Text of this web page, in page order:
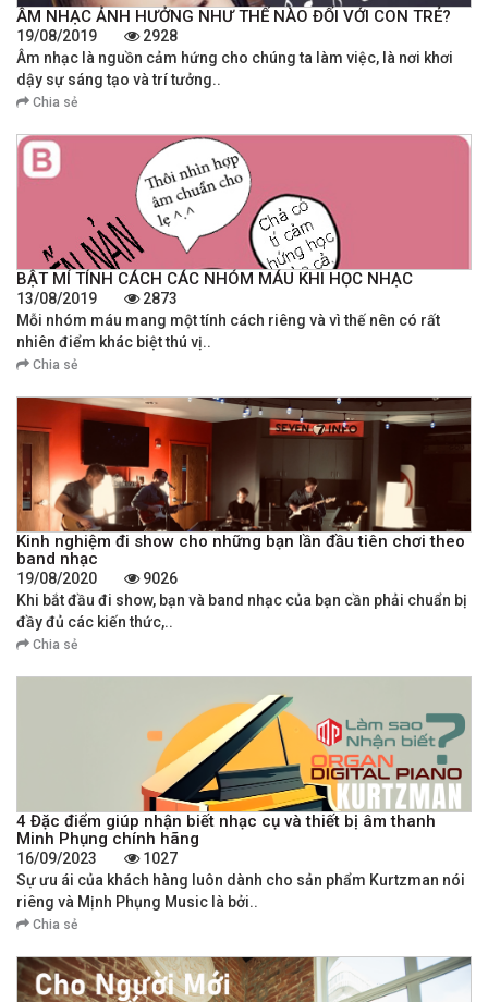
ÂM NHẠC ẢNH HƯỞNG NHƯ THẾ NÀO ĐỐI VỚI CON TRẺ?
19/08/2019
2928
Âm nhạc là nguồn cảm hứng cho chúng ta làm việc, là nơi khơi
dậy sự sáng tạo và trí tưởng..
Chia sẻ
BẬT MÍ TÍNH CÁCH CÁC NHÓM MÁU KHI HỌC NHẠC
13/08/2019
2873
Mỗi nhóm máu mang một tính cách riêng và vì thế nên có rất
nhiên điểm khác biệt thú vị..
Chia sẻ
Kinh nghiệm đi show cho những bạn lần đầu tiên chơi theo
band nhạc
19/08/2020
9026
Khi bắt đầu đi show, bạn và band nhạc của bạn cần phải chuẩn bị
đầy đủ các kiến thức,..
Chia sẻ
4 Đặc điểm giúp nhận biết nhạc cụ và thiết bị âm thanh
Minh Phụng chính hãng
16/09/2023
1027
Sự ưu ái của khách hàng luôn dành cho sản phẩm Kurtzman nói
riêng và Mịnh Phụng Music là bởi..
Chia sẻ